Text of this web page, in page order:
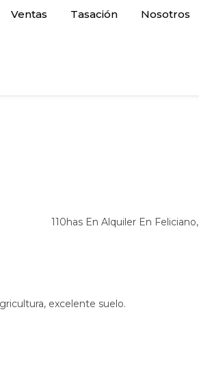
Ventas Tasación Nosotros
110has En Alquiler En Feliciano,
excelente suelo.